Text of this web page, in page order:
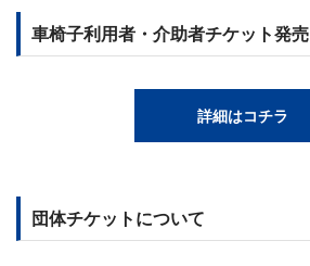
車椅子利用者・介助者チケット発売
詳細はコチラ
団体チケットについて